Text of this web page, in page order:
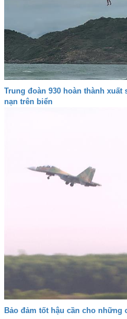
Trung đoàn 930 hoàn thành
nạn trên biển
Bảo đảm tốt hậu cần cho những